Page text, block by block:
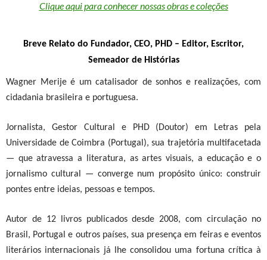
Clique aqui para conhecer nossas obras e coleções
Breve Relato do Fundador, CEO, PHD – Editor, Escritor,
Semeador de Histórias
Wagner Merije é um catalisador de sonhos e realizações, com
cidadania brasileira e portuguesa.
Jornalista, Gestor Cultural e PHD (Doutor) em Letras pela
Universidade de Coimbra (Portugal), sua trajetória multifacetada
— que atravessa a literatura, as artes visuais, a educação e o
jornalismo cultural — converge num propósito único: construir
pontes entre ideias, pessoas e tempos.
Autor de 12 livros publicados desde 2008, com circulação no
Brasil, Portugal e outros países, sua presença em feiras e eventos
literários internacionais já lhe consolidou uma fortuna crítica à